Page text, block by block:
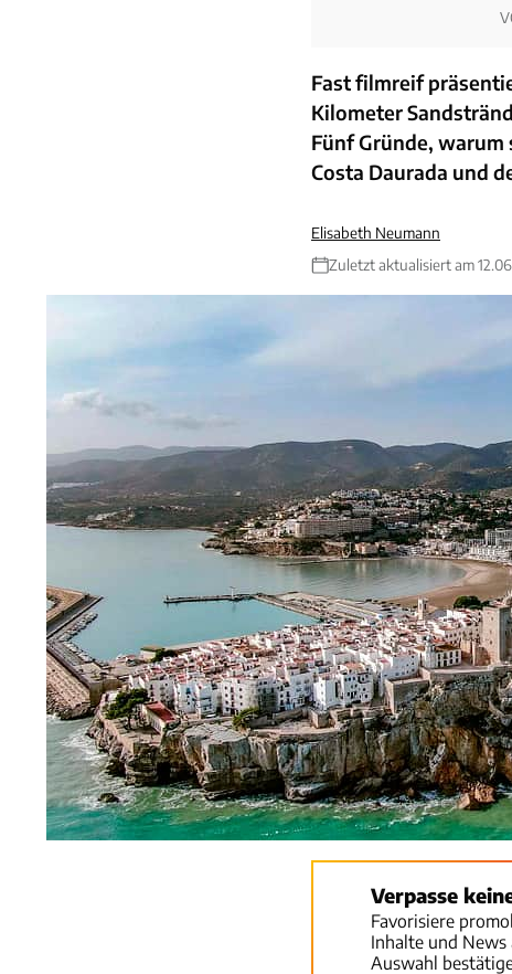
Fast filmreif
Kilometer
Fünf Gründe, warum
Costa Daurada und
Elisabeth Neumann
Zuletzt aktualisiert am
Verpasse
Favorisiere
Inhalte und News
Auswahl